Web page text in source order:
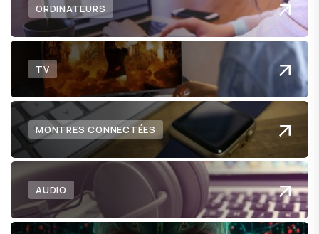
ORDINATEURS
TV
MONTRES CONNECTÉES
AUDIO